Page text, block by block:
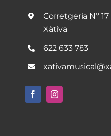
Corretgeria Nº
Xàtiva
622 633 783